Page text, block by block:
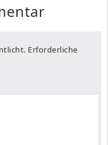
Erforderliche